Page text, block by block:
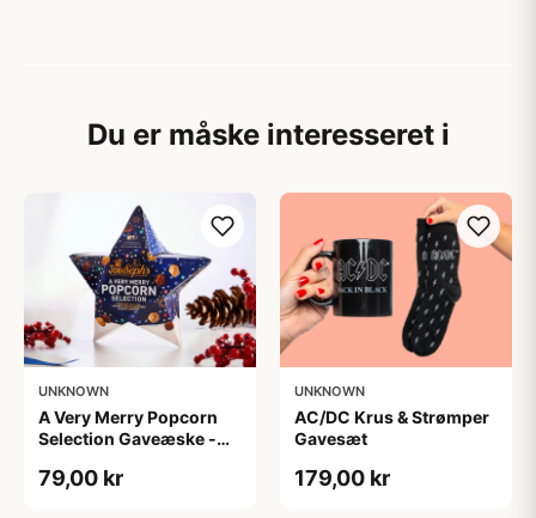
Du er måske interesseret i
UNKNOWN
A Very Merry Popcorn
Selection Gaveæske -
79,00 kr
UNKNOWN
AC/DC Krus & Strømper
Gavesæt
179,00 kr